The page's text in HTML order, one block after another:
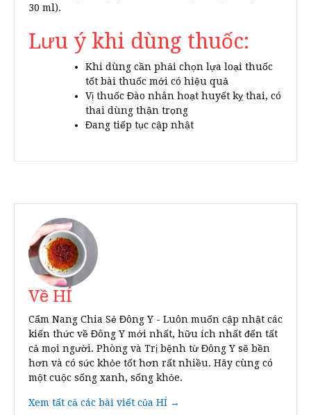
30 ml).
Lưu ý khi dùng thuốc:
Khi dùng cần phải chọn lựa loại thuốc
tốt bài thuốc mới có hiệu quả
Vị thuốc Đào nhân hoạt huyết kỵ thai, có
thai dùng thận trọng
Đang tiếp tục cập nhật
Về HÍ
Cẩm Nang Chia Sẻ Đông Y - Luôn muốn cập nhật các
kiến thức về Đông Y mới nhất, hữu ích nhất đến tất
cả mọi người. Phòng và Trị bệnh từ Đông Y sẽ bền
hơn và có sức khỏe tốt hơn rất nhiều. Hãy cùng có
một cuộc sống xanh, sống khỏe.
Xem tất cả các bài viết của HÍ →